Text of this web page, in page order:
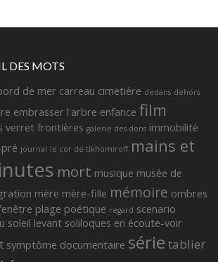
DES MOTS
de mer carreau cimetière dedans dehors
embrasser l'arbre enfance film
verret frontières galerie des dons immobilité
journal le cor de tikhomiroff mains et
mort musique musée de
mère mère-fille mémoire ombres
plage poétique regard scenario
soleil levant soliloques en écoute-voir
symptôme documentaire série tablier